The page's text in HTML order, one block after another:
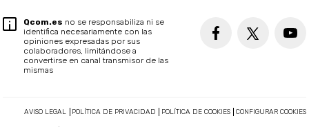
Qcom.es no se responsabiliza ni se
identifica necesariamente con las
opiniones expresadas por sus
colaboradores, limitándose a
convertirse en canal transmisor de las
mismas
AVISO LEGAL POLÍTICA DE PRIVACIDAD POLÍTICA DE COOKIES CONFIGURAR COOKIES